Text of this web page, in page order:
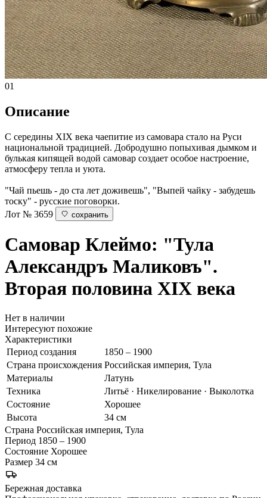
01
Описание
С середины XIX века чаепитие из самовара стало на Руси
национальной традицией. Добродушно попыхивая дымком и
булькая кипящей водой самовар создает особое настроение,
атмосферу тепла и уюта.
"Чай пьешь - до ста лет доживешь", "Выпей чайку - забудешь
тоску" - русские поговорки.
Лот № 3659
сохранить
Самовар Клеймо: "Тула
Александръ Маликовъ".
Вторая половина XIX века
Нет в наличии
Интересуют похожие
Характеристики
Период создания
1850 – 1900
Страна происхождения Российская империя, Тула
Материалы
Латунь
Техника
Литьё · Никелирование · Выколотка
Состояние
Хорошее
Высота
34 см
Страна Российская империя, Тула
Период 1850 – 1900
Состояние Хорошее
Размер 34 см
Бережная доставка